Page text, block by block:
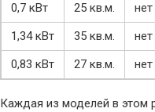
0,7 кВт
25 кв.м. нет
1,34 кВт
35 кв.м. нет
0,83 кВт
27 кв.м. нет
Каждая из моделей в этом